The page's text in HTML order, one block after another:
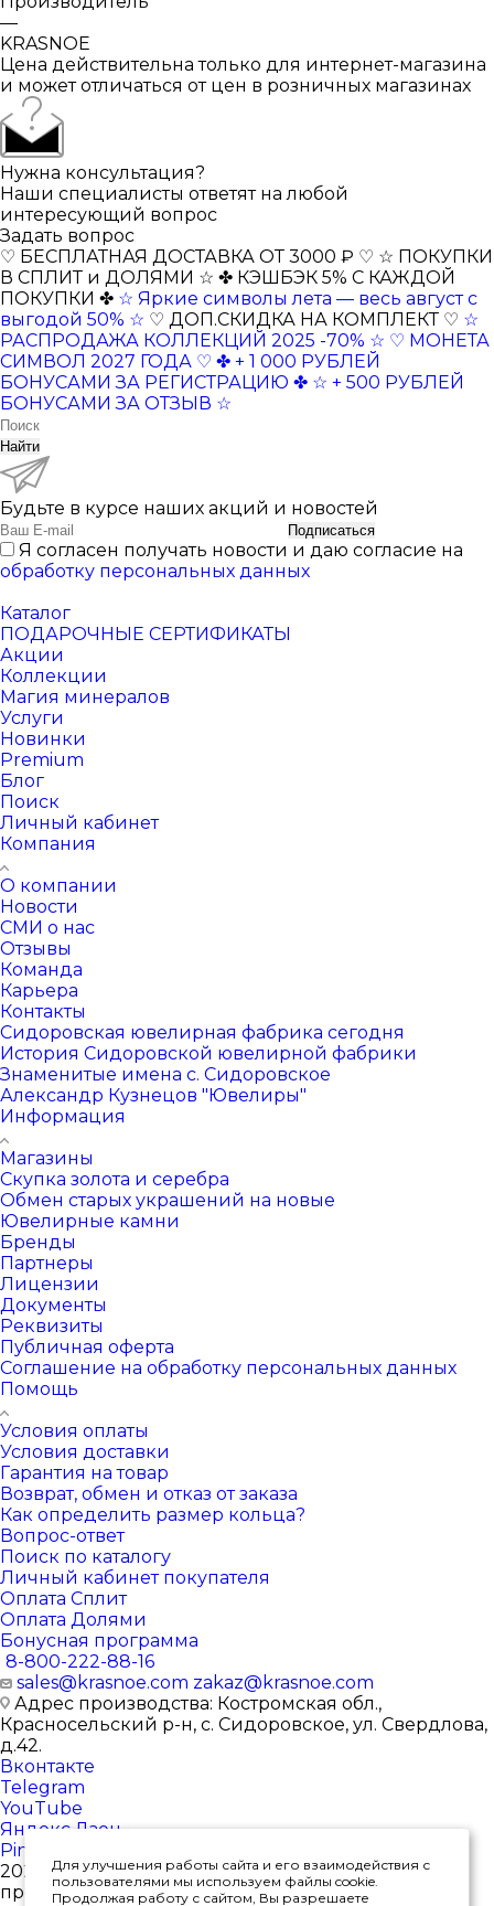
—
KRASNOE
Цена действительна только для интернет-магазина
и может отличаться от цен в розничных магазинах
Нужна консультация?
Наши специалисты ответят на любой
интересующий вопрос
Задать вопрос
♡ БЕСПЛАТНАЯ ДОСТАВКА ОТ 3000 ₽ ♡ ☆ ПОКУПКИ
В СПЛИТ и ДОЛЯМИ ☆ ✤ КЭШБЭК 5% С КАЖДОЙ
ПОКУПКИ ✤ ☆ Яркие символы лета — весь август с
выгодой 50% ☆ ♡ ДОП.СКИДКА НА КОМПЛЕКТ ♡ ☆
РАСПРОДАЖА КОЛЛЕКЦИЙ 2025 -70% ☆ ♡ МОНЕТА
СИМВОЛ 2027 ГОДА ♡ ✤ + 1 000 РУБЛЕЙ
БОНУСАМИ ЗА РЕГИСТРАЦИЮ ✤ ☆ + 500 РУБЛЕЙ
БОНУСАМИ ЗА ОТЗЫВ ☆
Найти
Будьте в курсе наших акций и новостей
Подписаться
Я согласен получать новости и даю согласие на
обработку персональных данных
Каталог
ПОДАРОЧНЫЕ СЕРТИФИКАТЫ
Акции
Коллекции
Магия минералов
Услуги
Новинки
Premium
Блог
Поиск
Личный кабинет
Компания
О компании
Новости
СМИ о нас
Отзывы
Команда
Карьера
Контакты
Сидоровская ювелирная фабрика сегодня
История Сидоровской ювелирной фабрики
Знаменитые имена с. Сидоровское
Александр Кузнецов "Ювелиры"
Информация
Магазины
Скупка золота и серебра
Обмен старых украшений на новые
Ювелирные камни
Бренды
Партнеры
Лицензии
Документы
Реквизиты
Публичная оферта
Соглашение на обработку персональных данных
Помощь
Условия оплаты
Условия доставки
Гарантия на товар
Возврат, обмен и отказ от заказа
Как определить размер кольца?
Вопрос-ответ
Поиск по каталогу
Личный кабинет покупателя
Оплата Сплит
Оплата Долями
Бонусная программа
8-800-222-88-16
sales@krasnoe.com zakaz@krasnoe.com
Адрес производства: Костромская обл.,
Красносельский р-н, с. Сидоровское, ул. Свердлова,
д.42.
Вконтакте
Telegram
YouTube
Яндекс.Дзен
Pinterest
2026 © Интернет-магазин ювелирных изделий от
производителя
Для улучшения работы сайта и его взаимодействия с
пользователями мы используем файлы cookie.
Продолжая работу с сайтом, Вы разрешаете